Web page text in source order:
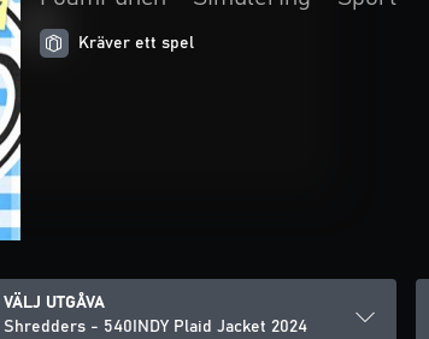
Kräver ett spel
VÄLJ UTGÅVA
Shredders - 540INDY Plaid Jacket 2024